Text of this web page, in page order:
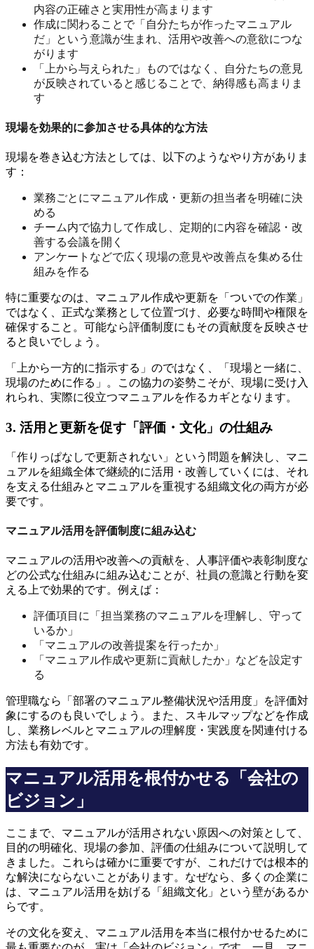
内容の正確さと実用性が高まります
作成に関わることで「自分たちが作ったマニュアル
だ」という意識が生まれ、活用や改善への意欲につな
がります
「上から与えられた」ものではなく、自分たちの意見
が反映されていると感じることで、納得感も高まりま
す
現場を効果的に参加させる具体的な方法
現場を巻き込む方法としては、以下のようなやり方がありま
す：
業務ごとにマニュアル作成・更新の担当者を明確に決
める
チーム内で協力して作成し、定期的に内容を確認・改
善する会議を開く
アンケートなどで広く現場の意見や改善点を集める仕
組みを作る
特に重要なのは、マニュアル作成や更新を「ついでの作業」
ではなく、正式な業務として位置づけ、必要な時間や権限を
確保すること。可能なら評価制度にもその貢献度を反映させ
ると良いでしょう。
「上から一方的に指示する」のではなく、「現場と一緒に、
現場のために作る」。この協力の姿勢こそが、現場に受け入
れられ、実際に役立つマニュアルを作るカギとなります。
3. 活用と更新を促す「評価・文化」の仕組み
「作りっぱなしで更新されない」という問題を解決し、マニ
ュアルを組織全体で継続的に活用・改善していくには、それ
を支える仕組みとマニュアルを重視する組織文化の両方が必
要です。
マニュアル活用を評価制度に組み込む
マニュアルの活用や改善への貢献を、人事評価や表彰制度な
どの公式な仕組みに組み込むことが、社員の意識と行動を変
える上で効果的です。例えば：
評価項目に「担当業務のマニュアルを理解し、守って
いるか」
「マニュアルの改善提案を行ったか」
「マニュアル作成や更新に貢献したか」などを設定す
る
管理職なら「部署のマニュアル整備状況や活用度」を評価対
象にするのも良いでしょう。また、スキルマップなどを作成
し、業務レベルとマニュアルの理解度・実践度を関連付ける
方法も有効です。
マニュアル活用を根付かせる「会社の
ビジョン」
ここまで、マニュアルが活用されない原因への対策として、
目的の明確化、現場の参加、評価の仕組みについて説明して
きました。これらは確かに重要ですが、これだけでは根本的
な解決にならないことがあります。なぜなら、多くの企業に
は、マニュアル活用を妨げる「組織文化」という壁があるか
らです。
その文化を変え、マニュアル活用を本当に根付かせるために